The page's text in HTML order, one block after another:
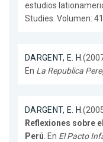
estudios
Studies. Volumen:
DARGENT, E. H.
En La Republica
DARGENT, E. H.
Reflexiones sobre
Perú. En El Pacto